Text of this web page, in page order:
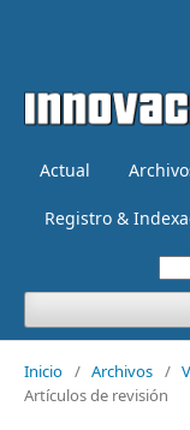
Actual
Registro &
Inicio / Archivos /
Artículos de revisión